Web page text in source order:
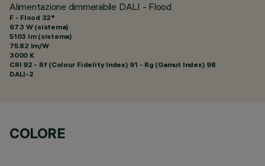
Alimentazione dimmerabile DALI - Flood
F - Flood 32°
67.3 W (sistema)
5103 lm (sistema)
75.82 lm/W
3000 K
CRI 92 - Rf (Colour Fidelity Index) 91 - Rg (Gamut Index) 98
DALI-2
COLORE